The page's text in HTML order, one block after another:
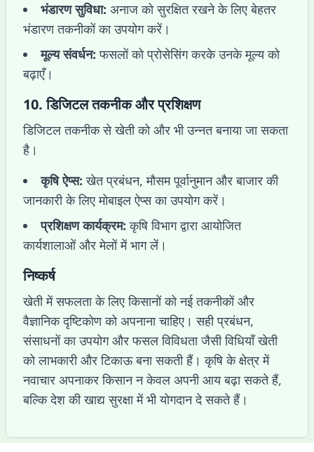
भंडारण सुविधा: अनाज को सुरक्षित रखने के लिए बेहतर
भंडारण तकनीकों का उपयोग करें।
मूल्य संवर्धन: फसलों को प्रोसेसिंग करके उनके मूल्य को
बढ़ाएँ।
10.डिजिटल तकनीक और प्रशिक्षण
डिजिटल तकनीक से खेती को और भी उन्नत बनाया जा सकता
है।
कृषि ऐप्स: खेत प्रबंधन, मौसम पूर्वानुमान और बाजार की
जानकारी के लिए मोबाइल ऐप्स का उपयोग करें।
प्रशिक्षण कार्यक्रम: कृषि विभाग द्वारा आयोजित
कार्यशालाओं और मेलों में भाग लें।
निष्कर्ष
खेती में सफलता के लिए किसानों को नई तकनीकों और
वैज्ञानिक दृष्टिकोण को अपनाना चाहिए। सही प्रबंधन,
संसाधनों का उपयोग और फसल विविधता जैसी विधियाँ खेती
को लाभकारी और टिकाऊ बना सकती हैं। कृषि के क्षेत्र में
नवाचार अपनाकर किसान न केवल अपनी आय बढ़ा सकते हैं,
बल्कि देश की खाद्य सुरक्षा में भी योगदान दे सकते हैं।